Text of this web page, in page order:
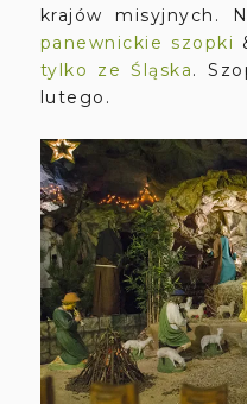
krajów misyjnych.
panewnickie szopki
tylko ze Śląska.
lutego.